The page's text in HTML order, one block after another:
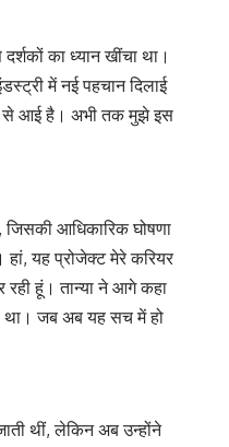
का ध्यान खींचा था।
में नई पहचान दिलाई
से आई है। अभी तक मुझे इस
जिसकी आधिकारिक घोषणा
यह प्रोजेक्ट मेरे करियर
हूं। तान्या ने आगे कहा
था। जब अब यह सच में हो
थीं, लेकिन अब उन्होंने